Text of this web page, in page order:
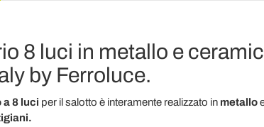
8 luci in metallo e
by Ferroluce.
a 8 luci per il salotto è interamente realizzato in metallo